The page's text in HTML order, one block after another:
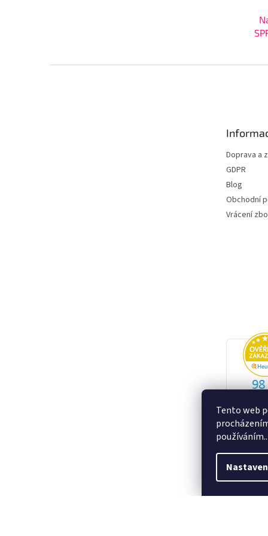
Tento web
Doprava a
GDPR
Blog
Obchodní
Vrácení